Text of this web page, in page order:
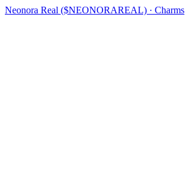
Neonora Real ($NEONORAREAL) · Charms